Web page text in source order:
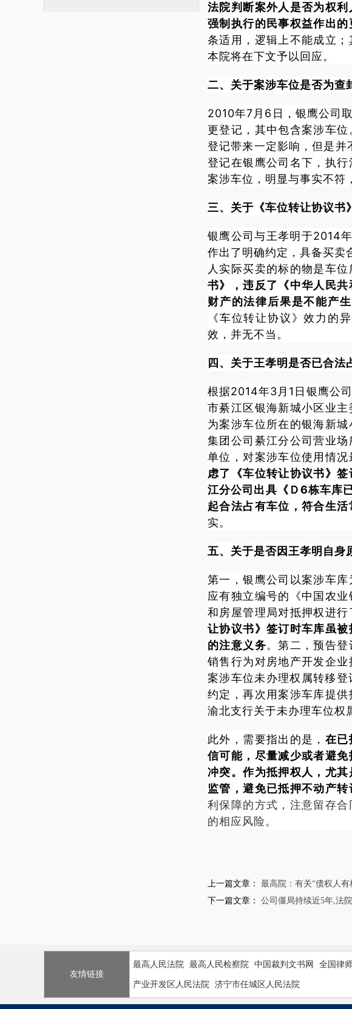
法院判断案外人是否为权
强制执行的民事权益作出
条适用，逻辑上不能成立
本院将在下文予以回应。
二、关于案涉车位是否为查
2010年7月6日，银鹰公司
更登记，其中包含案涉车
登记带来一定影响，但是
登记在银鹰公司名下，执
案涉车位，明显与事实不符
三、关于《车位转让协议书
银鹰公司与王孝明于2014
作出了明确约定，具备买卖
人实际买卖的标的物是车
书》，违反了《中华人民
财产的法律后果是不能产
《车位转让协议》效力的
效，并无不当。
四、关于王孝明是否已合法
根据2014年3月1日银鹰公
市綦江区银海新城小区业
为案涉车位所在的银海新
集团公司綦江分公司营业
单位，对案涉车位使用情况
虑了《车位转让协议书》
江分公司出具《Ｄ6栋车库
起合法占有车位，符合生活
实。
五、关于是否因王孝明自身
第一，银鹰公司以案涉车
应有独立编号的《中国农
和房屋管理局对抵押权进
让协议书》签订时车库虽
的注意义务。第二，预告
销售行为对房地产开发企
案涉车位未办理权属转移
约定，再次用案涉车库提
渝北支行关于未办理车位权
此外，需要指出的是， 在已
信可能，尽量减少或者避
冲突。作为抵押权人，尤
监管，避免已抵押不动产转
利保障的方式，注意留存
的相应风险。
上一篇文章： 最高院：有关“债权人
下一篇文章： 公司僵局持续近5年,法
友情链接
最高人民法院 最高人民检察院 中国裁判文书网 全国律
产业开发区人民法院 济宁市任城区人民法院